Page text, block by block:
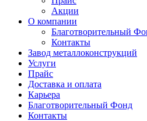
Акции
О компании
Благотворительный
Контакты
Завод металлоконструкций
Услуги
Прайс
Доставка и оплата
Карьера
Благотворительный Фонд
Контакты